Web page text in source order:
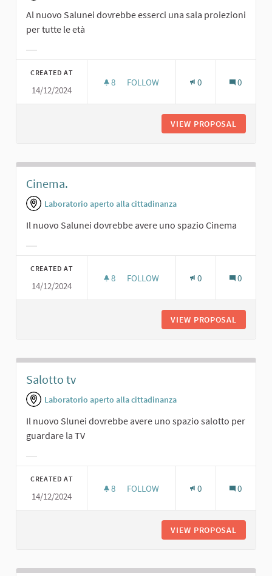
Al nuovo Salunei dovrebbe esserci una sala proiezioni
per tutte le età
CREATED AT
14/12/2024
8 8 FOLLOWERS
FOLLOW 0 0
VIEW PROPOSAL
Cinema.
Laboratorio aperto alla cittadinanza
Il nuovo Salunei dovrebbe avere uno spazio Cinema
CREATED AT
14/12/2024
8 8 FOLLOWERS
FOLLOW 0 0
VIEW PROPOSAL
Salotto tv
Laboratorio aperto alla cittadinanza
Il nuovo Slunei dovrebbe avere uno spazio salotto per
guardare la TV
CREATED AT
14/12/2024
8 8 FOLLOWERS
FOLLOW 0 0
VIEW PROPOSAL